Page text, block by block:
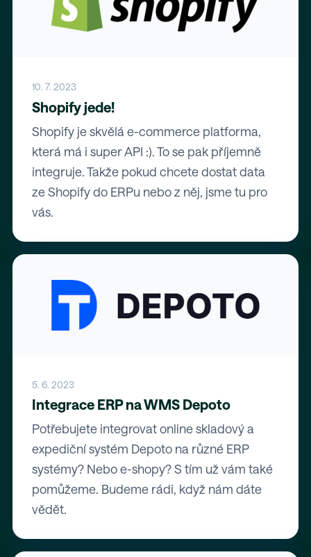
10. 7. 2023
Shopify jede!
Shopify je skvělá e-commerce platforma,
která má i super API :). To se pak příjemně
integruje. Takže pokud chcete dostat data
ze Shopify do ERPu nebo z něj, jsme tu pro
vás.
5. 6. 2023
Integrace ERP na WMS Depoto
Potřebujete integrovat online skladový a
expediční systém Depoto na různé ERP
systémy? Nebo e-shopy? S tím už vám také
pomůžeme. Budeme rádi, když nám dáte
vědět.